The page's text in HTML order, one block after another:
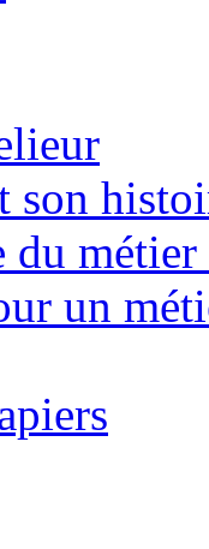
son
du
un